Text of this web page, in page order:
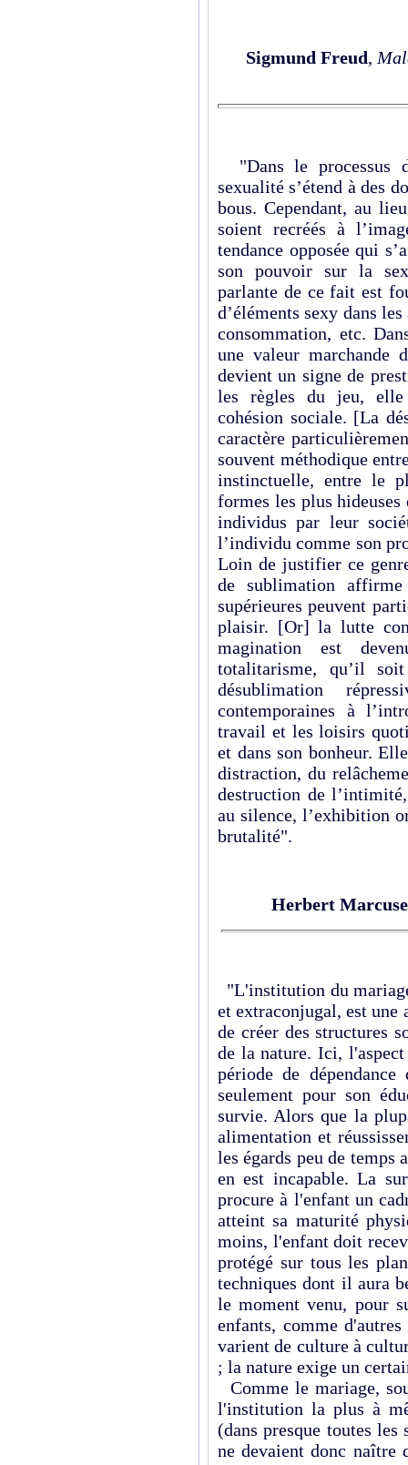
Sigmund Freud,
"Dans le processus
sexualité s’étend à des
bous. Cependant, au
soient recréés à
tendance opposée qui
son pouvoir sur la
parlante de ce fait est
d’éléments sexy dans
consommation, etc.
une valeur marchande
devient un signe de
les règles du jeu, elle
cohésion sociale. [La
caractère
souvent méthodique
instinctuelle, entre le
formes les plus
individus par leur
l’individu comme son
Loin de justifier ce
de sublimation
supérieures peuvent
plaisir. [Or] la lutte
magination est
totalitarisme, qu’il
désublimation
contemporaines à
travail et les loisirs
et dans son bonheur.
distraction, du
destruction de
au silence, l’exhibition
brutalité".
Herbert Marcuse
"L'institution du
et extraconjugal, est une
de créer des structures
de la nature. Ici,
période de
seulement pour son
survie. Alors que la
alimentation et
les égards peu de temps
en est incapable. La
procure à l'enfant un
atteint sa maturité
moins, l'enfant doit
protégé sur tous les
techniques dont il aura
le moment venu, pour
enfants, comme
varient de culture à
; la nature exige un
Comme le mariage,
l'institution la plus à
(dans presque toutes
ne devaient donc naître